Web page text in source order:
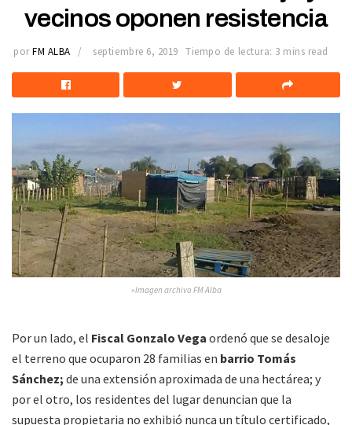
vecinos oponen resistencia
por FM ALBA septiembre 6, 2019 Tiempo de lectura: 3 mins read
»Imagen archivo FM Alba
Por un lado, el Fiscal Gonzalo Vega ordenó que se desaloje
el terreno que ocuparon 28 familias en barrio Tomás
Sánchez; de una extensión aproximada de una hectárea; y
por el otro, los residentes del lugar denuncian que la
supuesta propietaria no exhibió nunca un título certificado,